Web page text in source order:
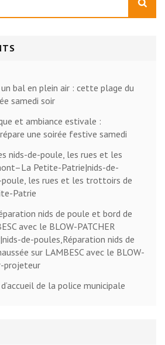
bal en plein air : cette plage du
samedi soir
et ambiance estivale :
une soirée festive samedi
nids-de-poule, les rues et les
Petite-Patrie|nids-de-
poule, les rues et les trottoirs de
Patrie
nids de poule et bord de
avec le BLOW-PATCHER
de-poules,Réparation nids de
sur LAMBESC avec le BLOW-
projeteur
de la police municipale